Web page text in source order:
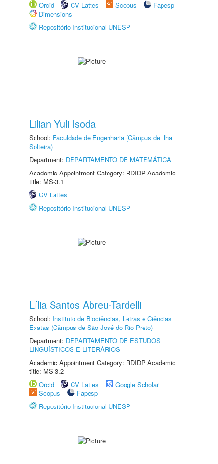
Orcid
CV Lattes Scopus
Fapesp
Dimensions
Repositório Institucional UNESP
Lilian Yuli Isoda
School: Faculdade de Engenharia (Câmpus de Ilha
Solteira)
Department: DEPARTAMENTO DE MATEMÁTICA
Academic Appointment Category: RDIDP Academic
title: MS-3.1
CV Lattes
Repositório Institucional UNESP
Lília Santos Abreu-Tardelli
School: Instituto de Biociências, Letras e Ciências
Exatas (Câmpus de São José do Rio Preto)
Department: DEPARTAMENTO DE ESTUDOS
LINGUÍSTICOS E LITERÁRIOS
Academic Appointment Category: RDIDP Academic
title: MS-3.2
Orcid
CV Lattes
Google Scholar
Scopus
Fapesp
Repositório Institucional UNESP